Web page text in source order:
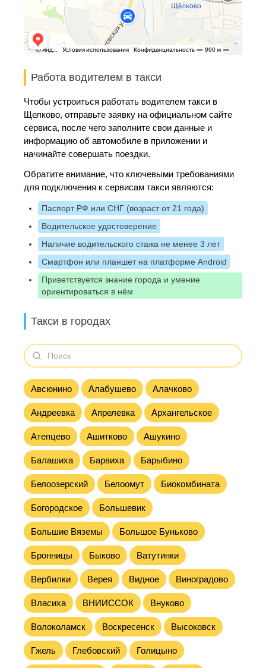
Работа водителем в такси
Чтобы устроиться работать водителем такси в
Щелково, отправьте заявку на официальном сайте
сервиса, после чего заполните свои данные и
информацию об автомобиле в приложении и
начинайте совершать поездки.
Обратите внимание, что ключевыми требованиями
для подключения к сервисам такси являются:
Паспорт РФ или СНГ (возраст от 21 года)
Водительское удостоверение
Наличие водительского стажа не менее 3 лет
Смартфон или планшет на платформе Android
Приветствуется знание города и умение
ориентироваться в нём
Такси в городах
Авсюнино Алабушево Алачково
Андреевка Апрелевка Архангельское
Атепцево Ашитково Ашукино
Балашиха Барвиха Барыбино
Белоозерский Белоомут Биокомбината
Богородское Большевик
Большие Вяземы Большое Буньково
Бронницы Быково Ватутинки
Вербилки Верея Видное Виноградово
Власиха ВНИИССОК Внуково
Волоколамск Воскресенск Высоковск
Гжель Глебовский Голицыно